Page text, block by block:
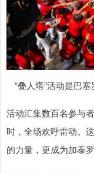
“叠人塔”活动是巴
活动汇集数百名参与
时，全场欢呼雷动。
的力量，更成为加泰